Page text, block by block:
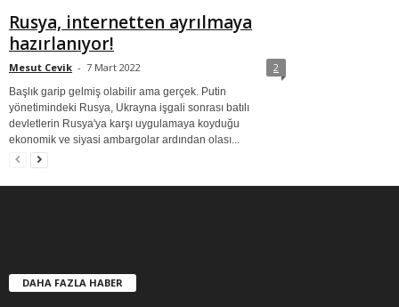
Rusya, internetten ayrılmaya
hazırlanıyor!
Mesut Cevik - 7 Mart 2022 2
Başlık garip gelmiş olabilir ama gerçek. Putin
yönetimindeki Rusya, Ukrayna işgali sonrası batılı
devletlerin Rusya'ya karşı uygulamaya koyduğu
ekonomik ve siyasi ambargolar ardından olası...
DAHA FAZLA HABER